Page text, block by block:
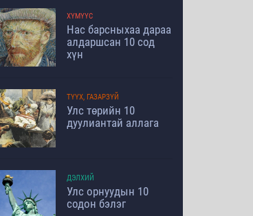
ХҮМҮҮС
Нас барсныхаа дараа
алдаршсан 10 сод
хүн
ТҮҮХ, ГАЗАРЗҮЙ
Улс төрийн 10
дуулиантай аллага
ДЭЛХИЙ
Улс орнуудын 10
содон бэлэг